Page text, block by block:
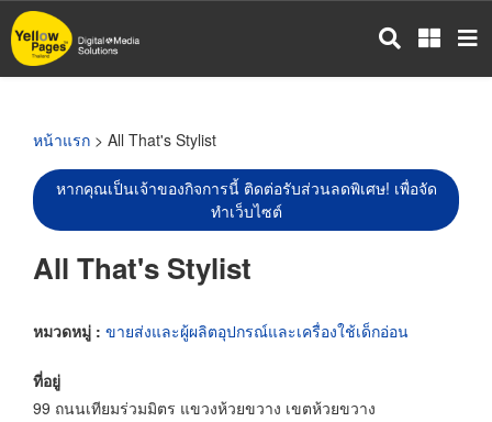
ข้าม
ไป
หน้าแรก > All That's Stylist
หากคุณเป็นเจ้าของกิจการนี้ ติดต่อรับส่วนลดพิเศษ! เพื่อจัด
ทำเว็บไซต์
All That's Stylist
หมวดหมู่ : ขายส่งและผู้ผลิตอุปกรณ์และเครื่องใช้เด็กอ่อน
ที่อยู่
99 ถนนเทียมร่วมมิตร แขวงห้วยขวาง เขตห้วยขวาง